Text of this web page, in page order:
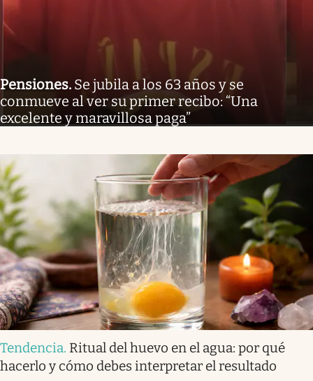
Pensiones. Se jubila a los 63 años y se
conmueve al ver su primer recibo: “Una
excelente y maravillosa paga”
Tendencia. Ritual del huevo en el agua: por qué
hacerlo y cómo debes interpretar el resultado